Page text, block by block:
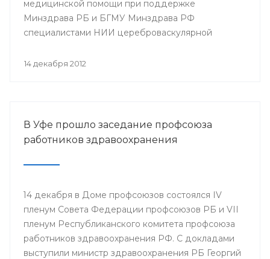
медицинской помощи при поддержке
Минздрава РБ и БГМУ Минздрава РФ
специалистами НИИ цереброваскулярной
(г.Москва) будет проведен мастер-класс.
14 декабря 2012
В Уфе прошло заседание профсоюза
работников здравоохранения
14 декабря в Доме профсоюзов состоялся IV
пленум Совета Федерации профсоюзов РБ и VII
пленум Республиканского комитета профсоюза
работников здравоохранения РФ. С докладами
выступили министр здравоохранения РБ Георгий